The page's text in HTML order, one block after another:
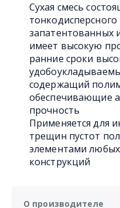
Сухая смесь
запатентованных
имеет высокую
ранние сроки
содержащий
обеспечивающие
прочность
Применяется для
трещин пустот
элементами
конструкций
О производителе